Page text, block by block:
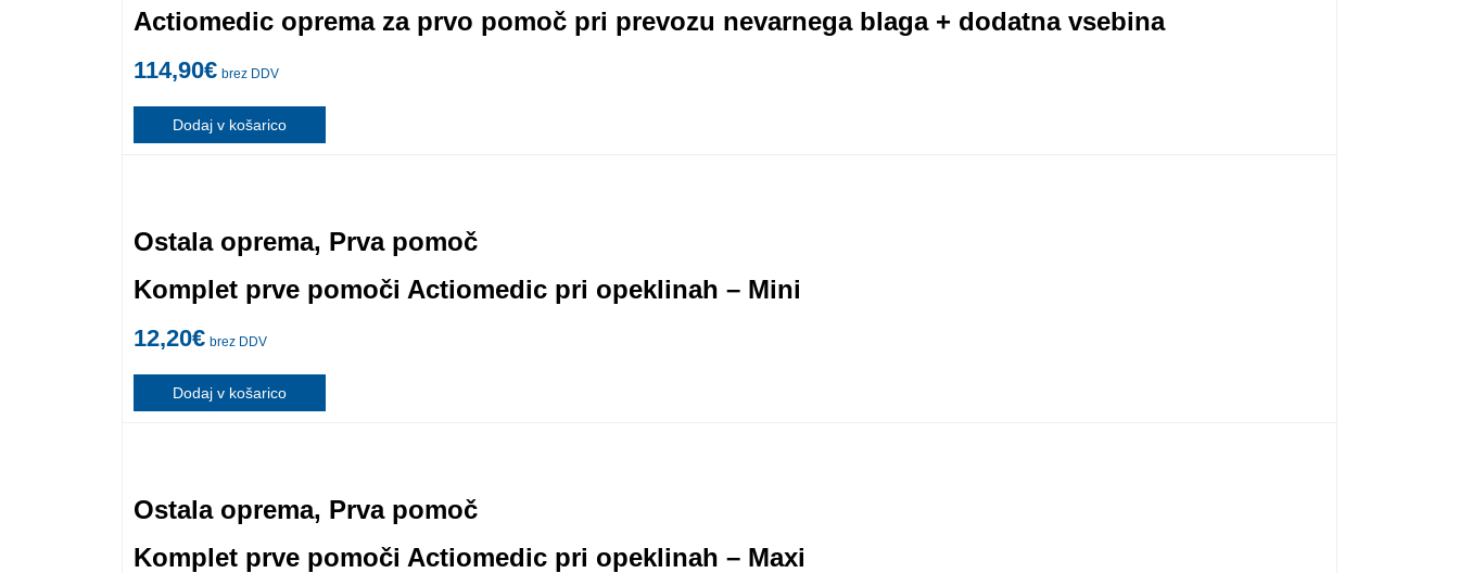
Actiomedic oprema za prvo pomoč pri prevozu nevarnega blaga + dodatna vsebina
114,90€ brez DDV
Dodaj v košarico
Ostala oprema, Prva pomoč
Komplet prve pomoči Actiomedic pri opeklinah – Mini
12,20€ brez DDV
Dodaj v košarico
Ostala oprema, Prva pomoč
Komplet prve pomoči Actiomedic pri opeklinah – Maxi